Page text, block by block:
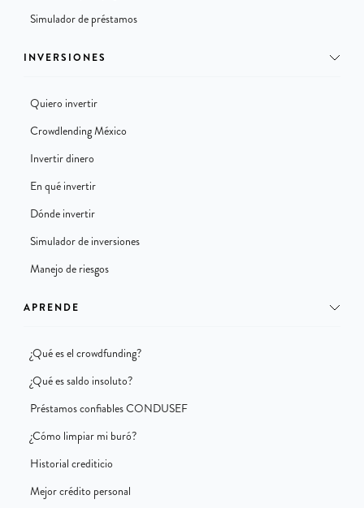
Simulador de préstamos
INVERSIONES
Quiero invertir
Crowdlending México
Invertir dinero
En qué invertir
Dónde invertir
Simulador de inversiones
Manejo de riesgos
APRENDE
¿Qué es el crowdfunding?
¿Qué es saldo insoluto?
Préstamos confiables CONDUSEF
¿Cómo limpiar mi buró?
Historial crediticio
Mejor crédito personal